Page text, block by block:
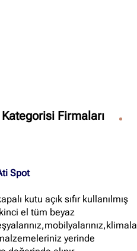
Firmaları
Spot
kutu açık sıfır kullanılmış
el tüm beyaz
yerinde